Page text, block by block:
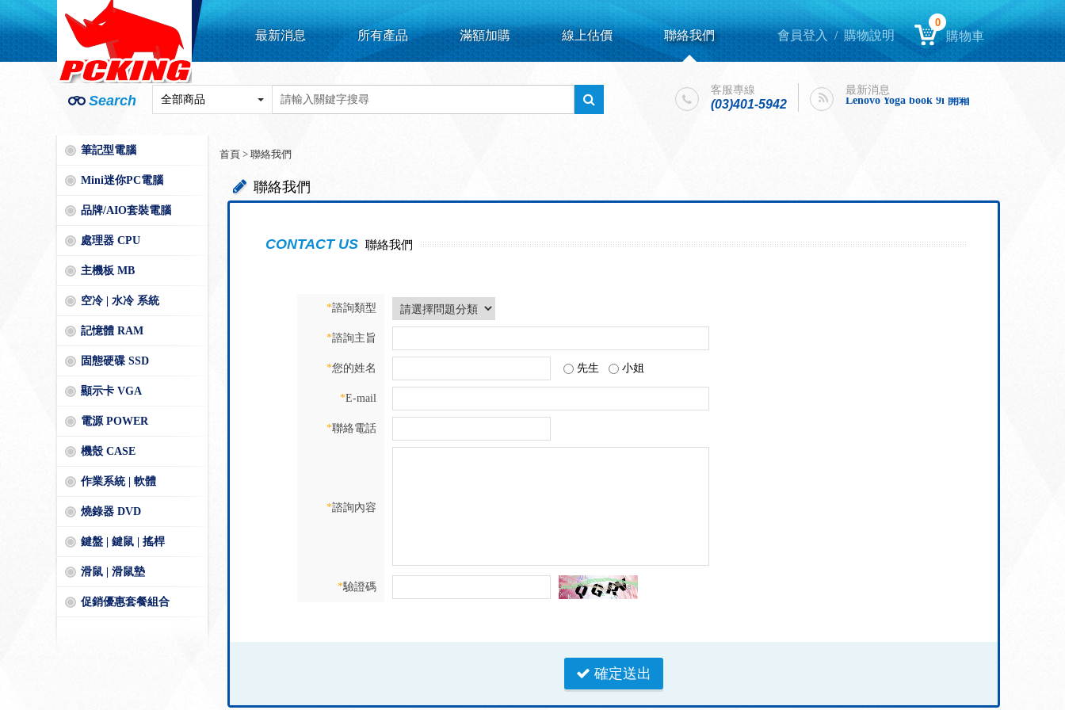
最新消息 所有產品 滿額加購 線上估價 聯絡我們 會員登入 /購物說明
0
購物車
Search
客服專線
(03)401-5942
最新消息
Lenovo Yoga book 9i 開箱
Lenovo Yoga book 9i 開箱
筆記型電腦
Mini迷你PC電腦
品牌/AIO套裝電腦
處理器 CPU
主機板 MB
空冷 | 水冷 系統
記憶體 RAM
固態硬碟 SSD
顯示卡 VGA
電源 POWER
機殼 CASE
作業系統 | 軟體
燒錄器 DVD
鍵盤 | 鍵鼠 | 搖桿
滑鼠 | 滑鼠墊
促銷優惠套餐組合
首頁 > 聯絡我們
聯絡我們
CONTACT US 聯絡我們
*諮詢類型
*諮詢主旨
*您的姓名 先生 小姐
*E-mail
*聯絡電話
*諮詢內容
*驗證碼
確定送出